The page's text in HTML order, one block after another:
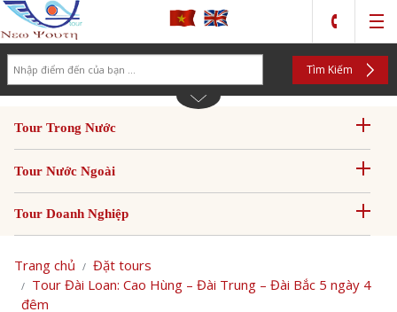
Tìm Kiếm
Tour Trong Nước
Tour Nước Ngoài
Tour Doanh Nghiệp
Trang chủ
Đặt tours
Tour Đài Loan: Cao Hùng – Đài Trung – Đài Bắc 5 ngày 4
đêm